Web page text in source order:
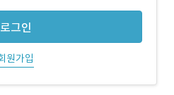
로그인
원가입